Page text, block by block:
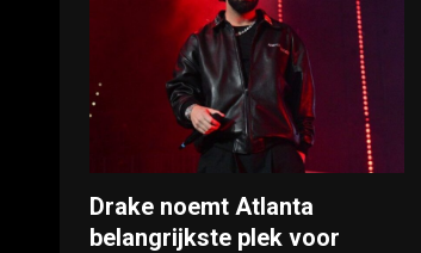
Drake noemt Atlanta
belangrijkste plek voor